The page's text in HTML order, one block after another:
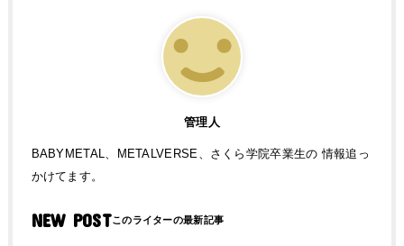
管理人
BABYMETAL、METALVERSE、さくら学院卒業生の 情報追っ
かけてます。
NEW POST